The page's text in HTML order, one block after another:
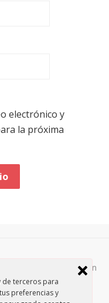
de terceros para
preferencias y
electrónico y
la próxima
de esta página están
Attribution-
Política de privacidad